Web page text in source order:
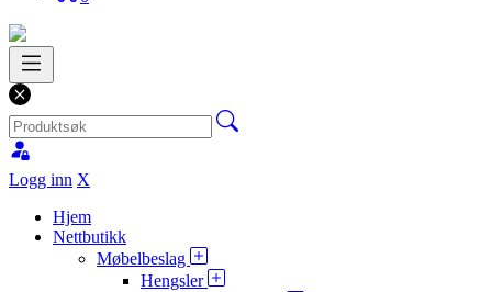
Logg inn X
Hjem
Nettbutikk
Møbelbeslag
Hengsler